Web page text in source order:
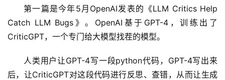
第一篇是今年5月OpenAI发表的《LLM Critics Help
Catch LLM Bugs》。OpenAI基于GPT-4，训练出了
CriticGPT，一个专门给大模型找茬的模型。
人类用户让GPT-4写一段python代码，GPT-4写出来
后，让CriticGPT对这段代码进行反思、查错，从而让生成